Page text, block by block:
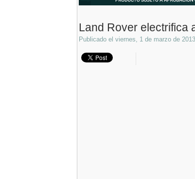
Land Rover electrifica
Publicado el viernes, 1 de marzo de 2013